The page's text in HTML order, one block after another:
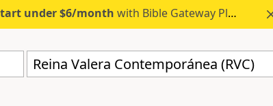
under $6/month with Bible Gateway Plus.
Reina Valera Contemporánea (RVC)